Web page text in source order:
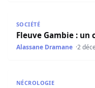
SOCIÉTÉ
Fleuve Gambie :
Alassane Dramane 2
NÉCROLOGIE